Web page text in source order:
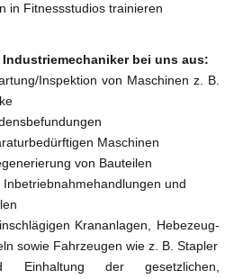
in Fitnessstudios trainieren
bei uns aus:
Inspektion von Maschinen z. B.
Maschinen
von Bauteilen
und
Krananlagen, Hebezeug-
sowie Fahrzeugen wie z. B. Stapler
Einhaltung der gesetzlichen,